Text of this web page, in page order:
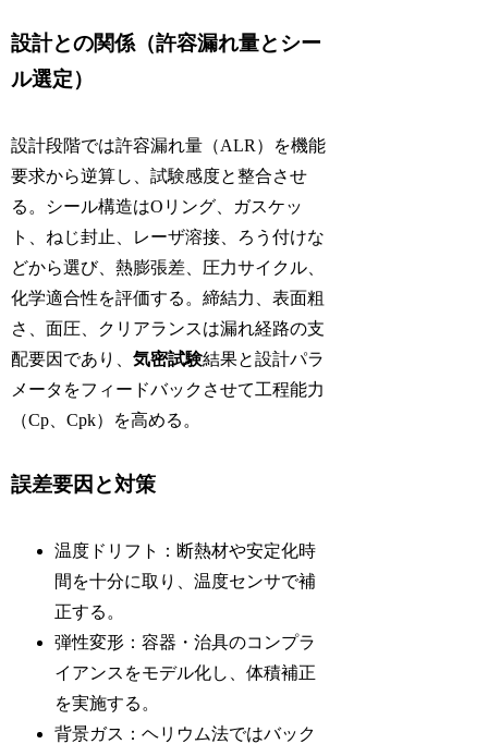
設計との関係（許容漏れ量とシー
ル選定）
設計段階では許容漏れ量（ALR）を機能
要求から逆算し、試験感度と整合させ
る。シール構造はOリング、ガスケッ
ト、ねじ封止、レーザ溶接、ろう付けな
どから選び、熱膨張差、圧力サイクル、
化学適合性を評価する。締結力、表面粗
さ、面圧、クリアランスは漏れ経路の支
配要因であり、気密試験結果と設計パラ
メータをフィードバックさせて工程能力
（Cp、Cpk）を高める。
誤差要因と対策
温度ドリフト：断熱材や安定化時
間を十分に取り、温度センサで補
正する。
弾性変形：容器・治具のコンプラ
イアンスをモデル化し、体積補正
を実施する。
背景ガス：ヘリウム法ではバック